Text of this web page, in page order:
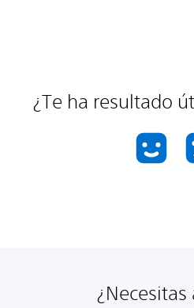
¿Te ha resultado
¿Necesitas